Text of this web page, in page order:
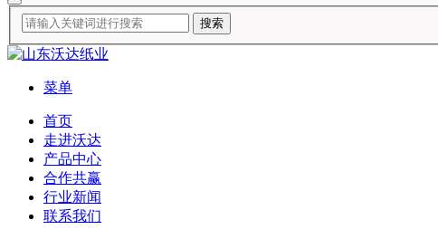
菜单
首页
走进沃达
产品中心
合作共赢
行业新闻
联系我们